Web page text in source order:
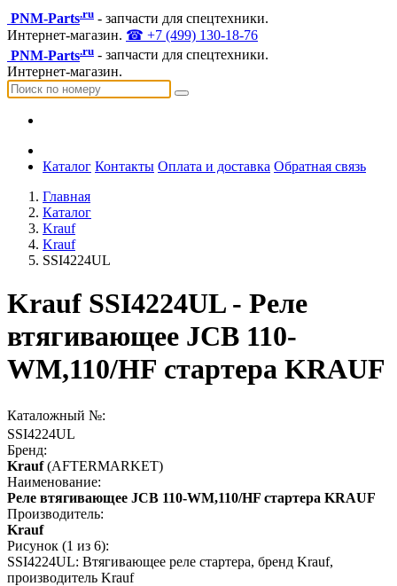
PNM-Parts.ru - запчасти для спецтехники.
Интернет-магазин. ☎ +7 (499) 130-18-76
PNM-Parts.ru - запчасти для спецтехники.
Интернет-магазин.
Каталог Контакты Оплата и доставка Обратная связь
Главная
Каталог
Krauf
Krauf
SSI4224UL
Krauf SSI4224UL - Реле
втягивающее JCB 110-
WM,110/HF стартера KRAUF
Каталожный №:
SSI4224UL
Бренд:
Krauf (AFTERMARKET)
Наименование:
Реле втягивающее JCB 110-WM,110/HF стартера KRAUF
Производитель:
Krauf
Рисунок (1 из 6):
SSI4224UL: Втягивающее реле стартера, бренд Krauf,
производитель Krauf